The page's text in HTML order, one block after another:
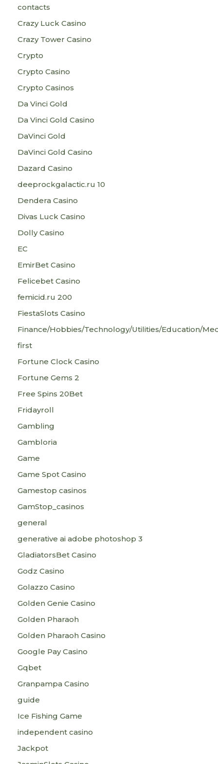
contacts
Crazy Luck Casino
Crazy Tower Сasino
Crypto
Crypto Casino
Crypto Casinos
Da Vinci Gold
Da Vinci Gold Casino
DaVinci Gold
DaVinci Gold Casino
Dazard Casino
deeprockgalactic.ru 10
Dendera Casino
Divas Luck Casino
Dolly Casino
EC
EmirBet Casino
Felicebet Casino
femicid.ru 200
FiestaSlots Casino
Finance/Hobbies/Technology/Utilities/Education/
first
Fortune Clock Casino
Fortune Gems 2
Free Spins 20Bet
Fridayroll
Gambling
Gambloria
Game
Game Spot Casino
Gamestop casinos
GamStop_casinos
general
generative ai adobe photoshop 3
GladiatorsBet Casino
Godz Casino
Golazzo Casino
Golden Genie Casino
Golden Pharaoh
Golden Pharaoh Casino
Google Pay Casino
Gqbet
Granpampa Casino
guide
Ice Fishing Game
independent casino
Jackpot